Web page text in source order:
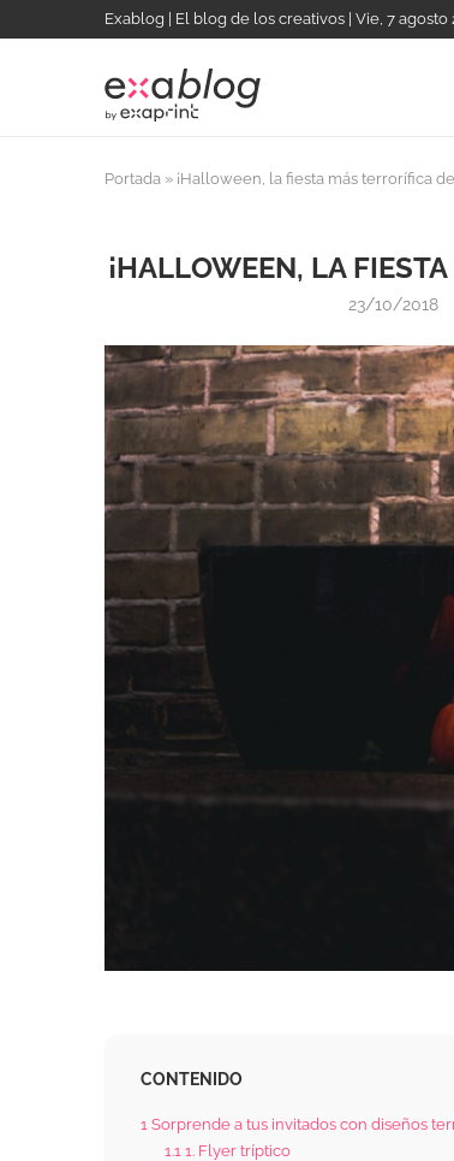
Exablog | El blog de los creativos | Vie, 7 agosto
Portada » ¡Halloween, la fiesta más terrorífica
¡HALLOWEEN, LA
23/10/2018
CONTENIDO
1 Sorprende a tus invitados con diseños
1.1 1. Flyer tríptico